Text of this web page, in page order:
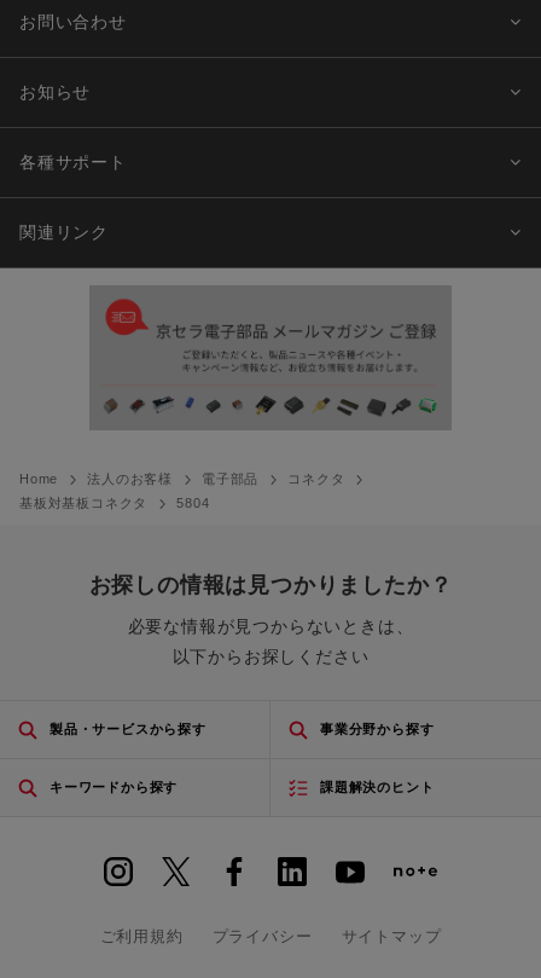
お問い合わせ
お知らせ
各種サポート
関連リンク
Home 法人のお客様 電子部品
コネクタ
基板対基板コネクタ
5804
お探しの情報は見つかりましたか？
必要な情報が見つからないときは、
以下からお探しください
製品・サービスから探す 事業分野から探す
キーワードから探す 課題解決のヒント
ご利用規約 プライバシー サイトマップ